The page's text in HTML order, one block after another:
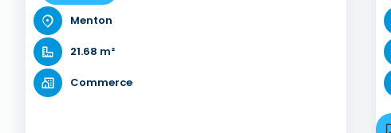
Menton
21.68 m²
Commerce